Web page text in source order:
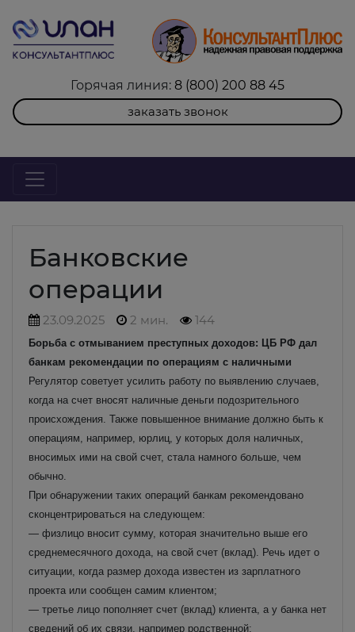
Горячая линия: 8 (800) 200 88 45
заказать звонок
Банковские
операции
23.09.2025 2 мин. 144
Борьба с отмыванием преступных доходов: ЦБ РФ дал
банкам рекомендации по операциям с наличными
Регулятор советует усилить работу по выявлению случаев,
когда на счет вносят наличные деньги подозрительного
происхождения. Также повышенное внимание должно быть к
операциям, например, юрлиц, у которых доля наличных,
вносимых ими на свой счет, стала намного больше, чем
обычно.
При обнаружении таких операций банкам рекомендовано
сконцентрироваться на следующем:
— физлицо вносит сумму, которая значительно выше его
среднемесячного дохода, на свой счет (вклад). Речь идет о
ситуации, когда размер дохода известен из зарплатного
проекта или сообщен самим клиентом;
— третье лицо пополняет счет (вклад) клиента, а у банка нет
сведений об их связи, например родственной;